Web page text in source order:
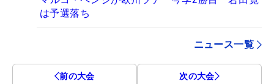
は予選落ち
ニュース一覧
前の大会 次の大会